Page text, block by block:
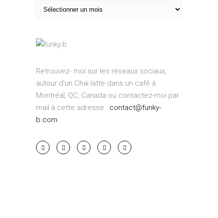
e
h
v
s
Retrouvez- moi sur les réseaux sociaux,
autour d'un Chaï latte dans un café à
Montréal, QC, Canada ou contactez-moi par
mail à cette adresse : contact@funky-
b.com